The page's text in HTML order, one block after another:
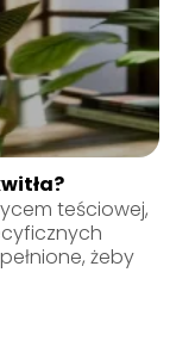
teściowej,
żeby